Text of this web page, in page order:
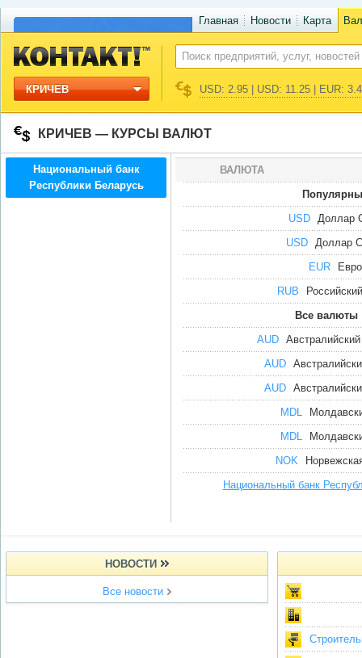
Главная Новости Карта
КРИЧЕВ USD: 2.95 | USD: 11.25 | EUR:
КРИЧЕВ — КУРСЫ ВАЛЮТ
Национальный банк
Республики Беларусь
ВАЛЮТА
USD Доллар
USD
Доллар
EUR
Евро
RUB
Все валюты
AUD
AUD
AUD
MDL
MDL
NOK
Национальный банк
НОВОСТИ
Все новости